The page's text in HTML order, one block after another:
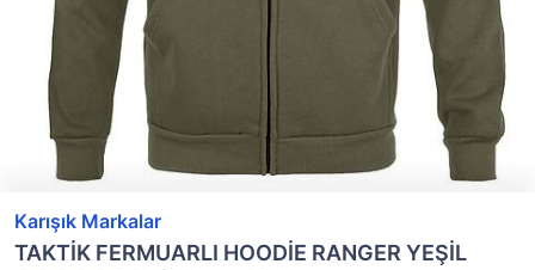
Karışık Markalar
TAKTİK FERMUARLI HOODİE RANGER YEŞİL